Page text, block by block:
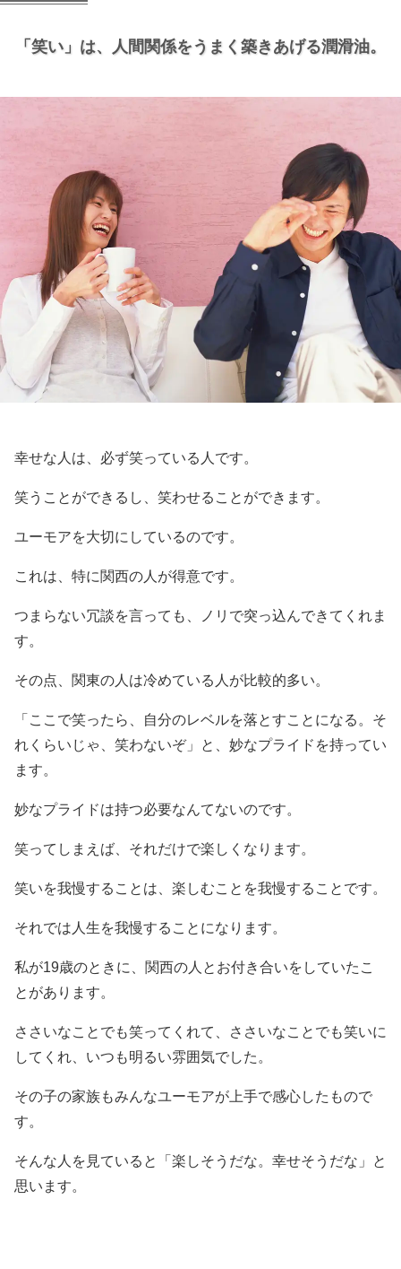
「笑い」は、 人間関係をうまく築きあげる潤滑油。
幸せな人は、必ず笑っている人です。
笑うことができるし、笑わせることができます。
ユーモアを大切にしているのです。
これは、特に関西の人が得意です。
つまらない冗談を言っても、ノリで突っ込んできてくれま
す。
その点、関東の人は冷めている人が比較的多い。
「ここで笑ったら、自分のレベルを落とすことになる。そ
れくらいじゃ、笑わないぞ」と、妙なプライドを持ってい
ます。
妙なプライドは持つ必要なんてないのです。
笑ってしまえば、それだけで楽しくなります。
笑いを我慢することは、楽しむことを我慢することです。
それでは人生を我慢することになります。
私が19歳のときに、関西の人とお付き合いをしていたこ
とがあります。
ささいなことでも笑ってくれて、ささいなことでも笑いに
してくれ、いつも明るい雰囲気でした。
その子の家族もみんなユーモアが上手で感心したもので
す。
そんな人を見ていると「楽しそうだな。幸せそうだな」と
思います。